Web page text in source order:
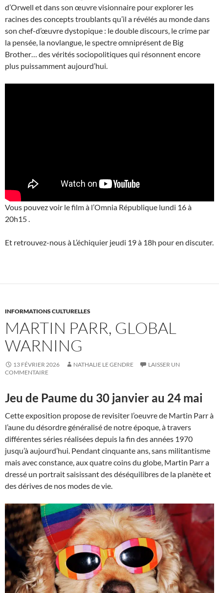
d’Orwell et dans son œuvre visionnaire pour explorer les
racines des concepts troublants qu’il a révélés au monde dans
son chef-d’œuvre dystopique : le double discours, le crime par
la pensée, la novlangue, le spectre omniprésent de Big
Brother… des vérités sociopolitiques qui résonnent encore
plus puissamment aujourd’hui.
Vous pouvez voir le film à l’Omnia République lundi 16 à
20h15 .
Et retrouvez-nous à L’échiquier jeudi 19 à 18h pour en discuter.
INFORMATIONS CULTURELLES
MARTIN PARR, GLOBAL
WARNING
13 FÉVRIER 2026 NATHALIE LE GENDRE
LAISSER UN
COMMENTAIRE
Jeu de Paume du 30 janvier au 24 mai
Cette exposition propose de revisiter l’oeuvre de Martin Parr à
l’aune du désordre généralisé de notre époque, à travers
différentes séries réalisées depuis la fin des années 1970
jusqu’à aujourd’hui. Pendant cinquante ans, sans militantisme
mais avec constance, aux quatre coins du globe, Martin Parr a
dressé un portrait saisissant des déséquilibres de la planète et
des dérives de nos modes de vie.